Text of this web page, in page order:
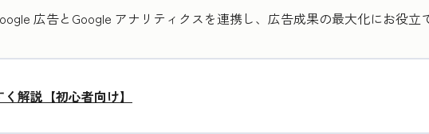
広告とGoogle アナリティクスを連携し、広告成果の最大化にお役立
解説【初心者向け】